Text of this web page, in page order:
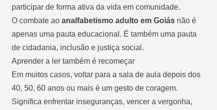
participar de forma ativa da vida em comunidade.
O combate ao analfabetismo adulto em Goiás não é
apenas uma pauta educacional. É também uma pauta
de cidadania, inclusão e justiça social.
Aprender a ler também é recomeçar
Em muitos casos, voltar para a sala de aula depois dos
40, 50, 60 anos ou mais é um gesto de coragem.
Significa enfrentar inseguranças, vencer a vergonha,